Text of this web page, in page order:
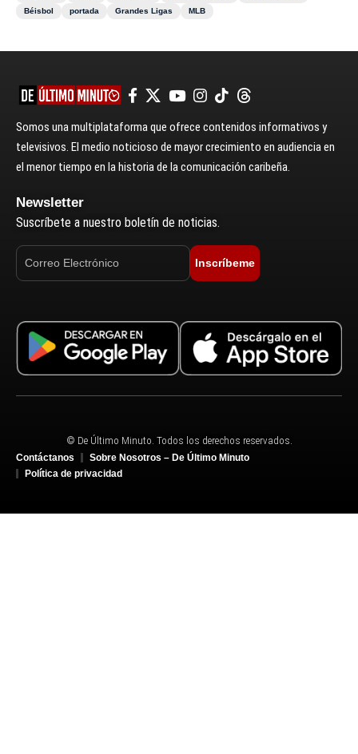
Béisbol
portada Grandes Ligas MLB
Somos una multiplataforma que ofrece contenidos informativos y
televisivos. El medio noticioso de mayor crecimiento en audiencia en
el menor tiempo en la historia de la comunicación caribeña.
Newsletter
Suscríbete a nuestro boletín de noticias.
Inscríbeme
© De Último Minuto. Todos los derechos reservados.
Contáctanos
Sobre Nosotros – De Último Minuto
Política de privacidad